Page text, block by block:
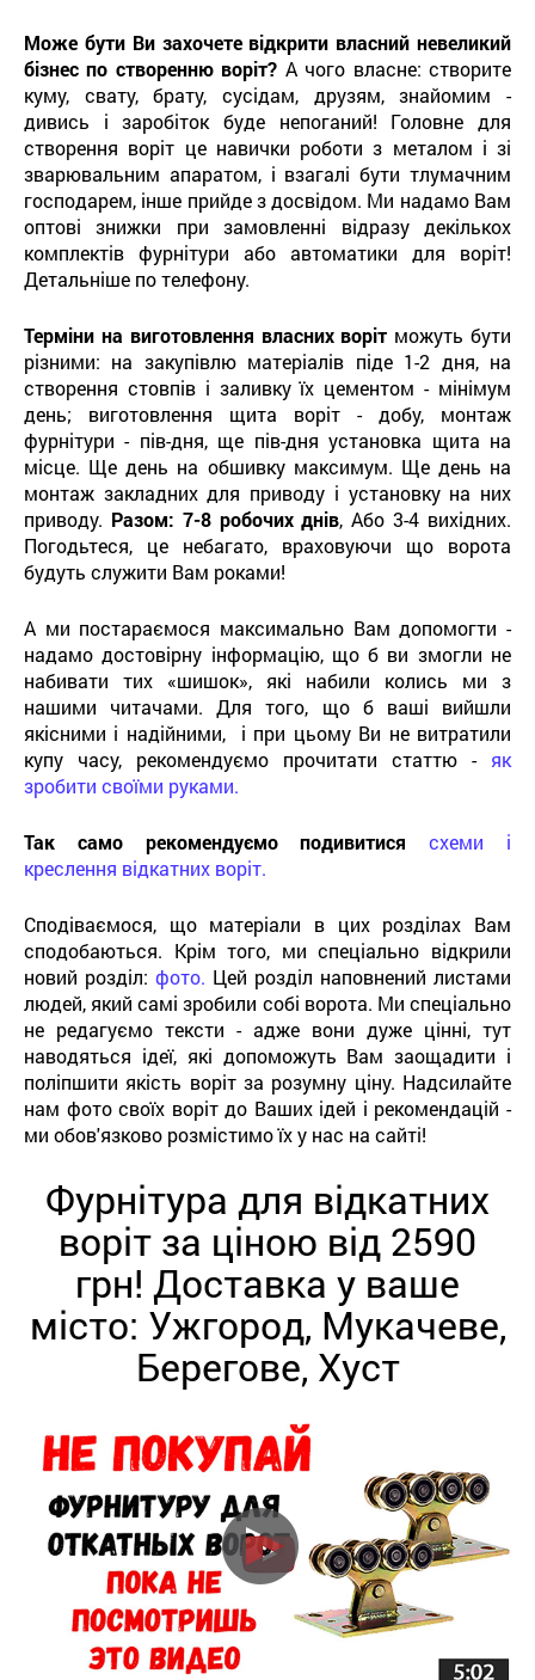
Може бути Ви захочете відкрити власний невеликий
бізнес по створенню воріт? А чого власне: створите
куму, свату, брату, сусідам, друзям, знайомим -
дивись і заробіток буде непоганий! Головне для
створення воріт це навички роботи з металом і зі
зварювальним апаратом, і взагалі бути тлумачним
господарем, інше прийде з досвідом. Ми надамо Вам
оптові знижки при замовленні відразу декількох
комплектів фурнітури або автоматики для воріт!
Детальніше по телефону.
Терміни на виготовлення власних воріт можуть бути
різними: на закупівлю матеріалів піде 1-2 дня, на
створення стовпів і заливку їх цементом - мінімум
день; виготовлення щита воріт - добу, монтаж
фурнітури - пів-дня, ще пів-дня установка щита на
місце. Ще день на обшивку максимум. Ще день на
монтаж закладних для приводу і установку на них
приводу. Разом: 7-8 робочих днів, Або 3-4 вихідних.
Погодьтеся, це небагато, враховуючи що ворота
будуть служити Вам роками!
А ми постараємося максимально Вам допомогти -
надамо достовірну інформацію, що б ви змогли не
набивати тих «шишок», які набили колись ми з
нашими читачами. Для того, що б ваші вийшли
якісними і надійними, і при цьому Ви не витратили
купу часу, рекомендуємо прочитати статтю - як
зробити своїми руками.
Так само рекомендуємо подивитися
схеми і
креслення відкатних воріт.
Сподіваємося, що матеріали в цих розділах Вам
сподобаються. Крім того, ми спеціально відкрили
новий розділ: фото. Цей розділ наповнений листами
людей, який самі зробили собі ворота. Ми спеціально
не редагуємо тексти - адже вони дуже цінні, тут
наводяться ідеї, які допоможуть Вам заощадити і
поліпшити якість воріт за розумну ціну. Надсилайте
нам фото своїх воріт до Ваших ідей і рекомендацій -
ми обов'язково розмістимо їх у нас на сайті!
Фурнітура для відкатних
воріт за ціною від 2590
грн! Доставка у ваше
місто: Ужгород, Мукачеве,
Берегове, Хуст